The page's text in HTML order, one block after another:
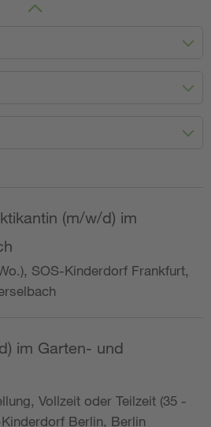
(m/w/d) im
SOS-Kinderdorf Frankfurt,
im Garten- und
Vollzeit oder Teilzeit (35 -
Berlin, Berlin